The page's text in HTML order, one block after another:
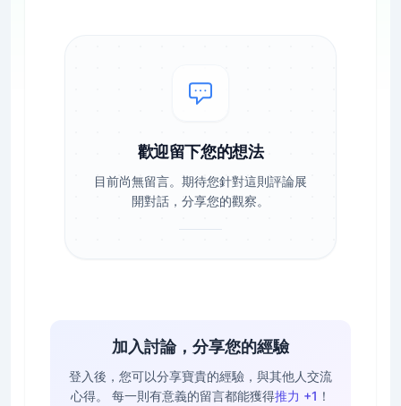
歡迎留下您的想法
目前尚無留言。期待您針對這則評論展
開對話，分享您的觀察。
加入討論，分享您的經驗
登入後，您可以分享寶貴的經驗，與其他人交流
心得。
每一則有意義的留言都能獲得推力 +1 ！